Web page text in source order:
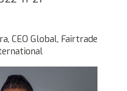
CEO Global, Fairtrade